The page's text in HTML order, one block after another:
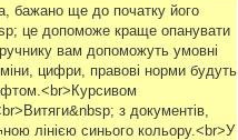
бажано ще до початку його
це допоможе краще опанувати
вам допоможуть умовні
цифри, правові норми будуть
з документів,
лінією синього кольору.<br>У